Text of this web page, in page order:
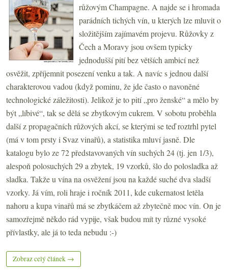
růžovým Champagne. A najde se i hromada
parádních tichých vín, u kterých lze mluvit o
složitějším zajímavém projevu. Růžovky z
Čech a Moravy jsou ovšem typicky
jednodušší pití bez větších ambicí než
osvěžit, zpříjemnit posezení venku a tak. A navíc s jednou další
charakterovou vadou (když pominu, že jde často o navoněné
technologické záležitosti). Jelikož je to pití „pro ženské“ a mělo by
být „líbivé“, tak se dělá se zbytkovým cukrem. V sobotu proběhla
další z propagačních růžových akcí, se kterými se teď roztrhl pytel
(má v tom prsty i Svaz vinařů), a statistika mluví jasně. Dle
katalogu bylo ze 72 představovaných vín suchých 24 (tj. jen 1/3),
alespoň polosuchých 29 a zbytek, 19 vzorků, šlo do polosladka až
sladka. Takže u vína na osvěžení jsou na každé suché dva sladší
vzorky. Já vím, roli hraje i ročník 2011, kde cukernatost letěla
nahoru a kupa vinařů má se zbytkáčem až zbytečně moc vín. On je
samozřejmě někdo rád vypije, však budou mít ty různé vysoké
přívlastky, ale já to teda nebudu :-)
Zobraz celý článek →